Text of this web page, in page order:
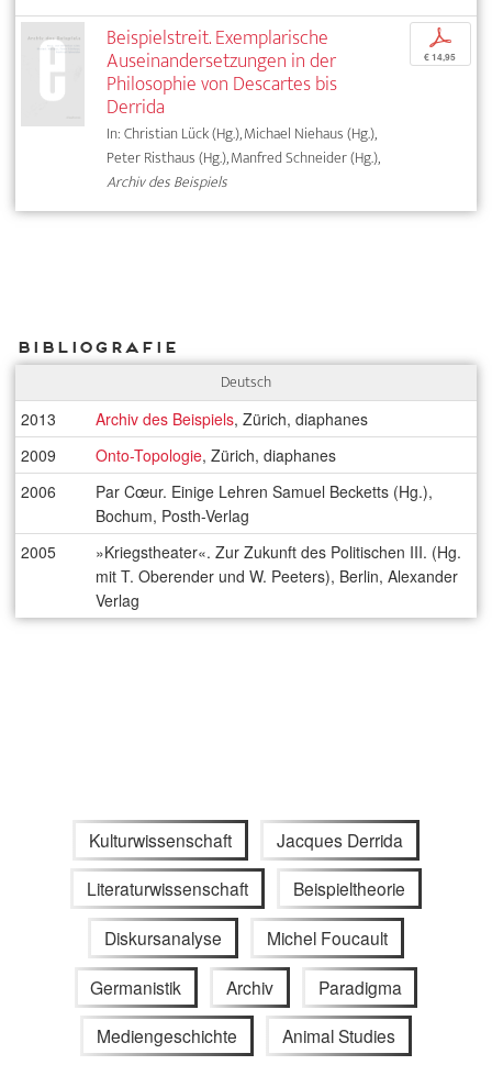
Beispielstreit. Exemplarische
Auseinandersetzungen in der
Philosophie von Descartes bis
Derrida
In: Christian Lück (Hg.), Michael Niehaus (Hg.),
Peter Risthaus (Hg.), Manfred Schneider (Hg.),
Archiv des Beispiels
p
€ 14,95
Bibliografie
Deutsch
2013 Archiv des Beispiels, Zürich, diaphanes
2009
Onto-Topologie, Zürich, diaphanes
2006
Par Cœur. Einige Lehren Samuel Becketts (Hg.),
Bochum, Posth-Verlag
2005
»Kriegstheater«. Zur Zukunft des Politischen III. (Hg.
mit T. Oberender und W. Peeters), Berlin, Alexander
Verlag
Kulturwissenschaft Jacques Derrida
Literaturwissenschaft Beispieltheorie
Diskursanalyse Michel Foucault
Germanistik Archiv Paradigma
Mediengeschichte Animal Studies